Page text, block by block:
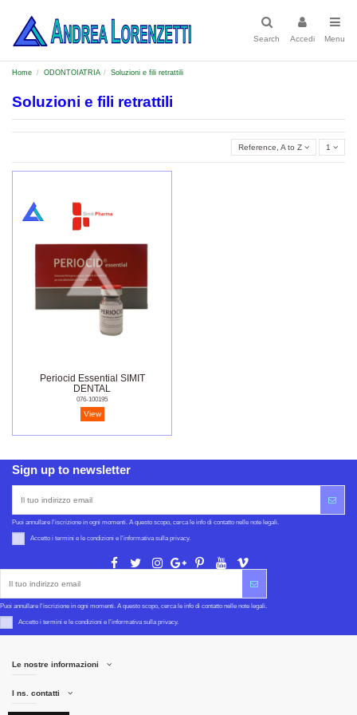
Search Accedi Menu
Home ODONTOIATRIA Soluzioni e fili retrattili
Soluzioni e fili retrattili
Reference, A to Z 1
Periocid Essential SIMIT
DENTAL
076-100195
View
Sign up to newsletter
Puoi annullare l'iscrizione in ogni momenti. A questo scopo, cerca le info di contatto nelle note legali.
Accetto i termini e le condizioni e l'informativa sulla privacy.
Puoi annullare l'iscrizione in ogni momenti. A questo scopo, cerca le info di contatto nelle note legali.
Accetto i termini e le condizioni e l'informativa sulla privacy.
Le nostre informazioni
I ns. contatti